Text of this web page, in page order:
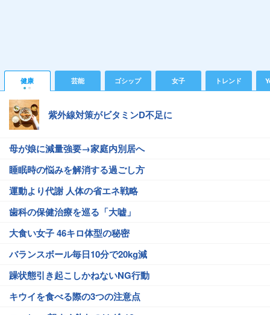
健康 芸能 ゴシップ 女子 トレンド
紫外線対策がビタミンD不足に
母が娘に減量強要→家庭内別居へ
睡眠時の悩みを解消する過ごし方
運動より代謝 人体の省エネ戦略
歯科の保健治療を巡る「大嘘」
大食い女子 46キロ体型の秘密
バランスボール毎日10分で20kg減
躁状態引き起こしかねないNG行動
キウイを食べる際の3つの注意点